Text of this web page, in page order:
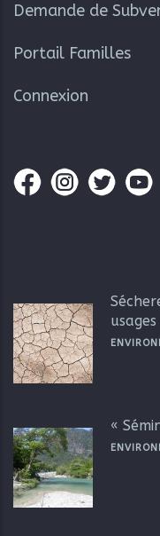
Demande de
Portail Familles
Connexion
«